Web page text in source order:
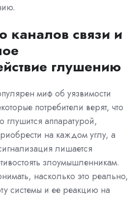
каналов связи и
глушению
миф об уязвимости
потребители верят, что
глушится аппаратурой,
на каждом углу, а
лишается
злоумышленникам.
насколько это реально,
системы и ее реакцию на